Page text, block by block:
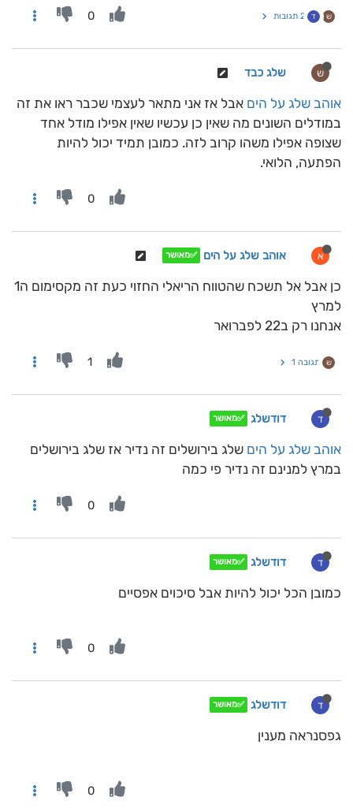
ש ד 2 תגובות 0
ש שלג כבד
אוהב שלג על הים אבל אז אני מתאר לעצמי שכבר ראו את זה
במודלים השונים מה שאין כן עכשיו שאין אפילו מודל אחד
שצופה אפילו משהו קרוב לזה. כמובן תמיד יכול להיות
הפתעה, הלואי.
0
א אוהב שלג על הים ✅מאושר
כן אבל אל תשכח שהטווח הריאלי החזוי כעת זה מקסימום ה1
למרץ
אנחנו רק ב22 לפברואר
ש תגובה 1 1
ד דודשלג ✅מאושר
אוהב שלג על הים שלג בירושלים זה נדיר אז שלג בירושלים
במרץ למנינם זה נדיר פי כמה
0
ד דודשלג ✅מאושר
כמובן הכל יכול להיות אבל סיכוים אפסיים
0
ד דודשלג ✅מאושר
גפסנראה מענין
0